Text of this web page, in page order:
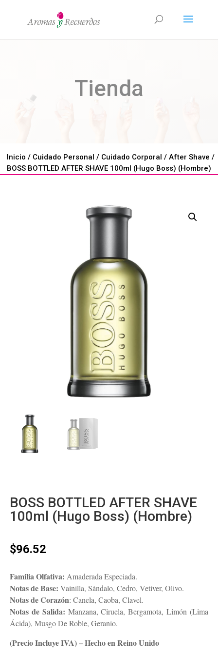
Tienda
Inicio / Cuidado Personal / Cuidado Corporal / After Shave /
BOSS BOTTLED AFTER SHAVE 100ml (Hugo Boss) (Hombre)
BOSS BOTTLED AFTER SHAVE
100ml (Hugo Boss) (Hombre)
$96.52
Familia Olfativa: Amaderada Especiada.
Notas de Base: Vainilla, Sándalo, Cedro, Vetiver, Olivo.
Notas de Corazón: Canela, Caoba, Clavel.
Notas de Salida: Manzana, Ciruela, Bergamota, Limón (Lima
Ácida), Musgo De Roble, Geranio.
(Precio Incluye IVA) – Hecho en Reino Unido